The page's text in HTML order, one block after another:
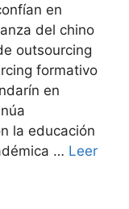
en
del chino
outsourcing
formativo
en
la educación
… Leer